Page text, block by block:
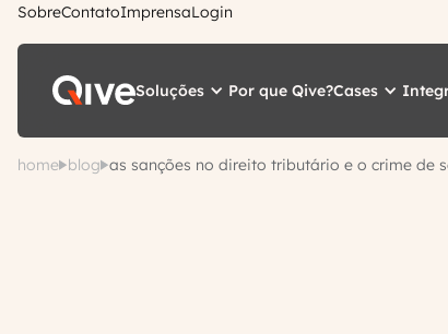
SobreContatoImprensaLogin
Soluções Por que Qive?Cases
home blog as sanções no direito tributário e o crime de